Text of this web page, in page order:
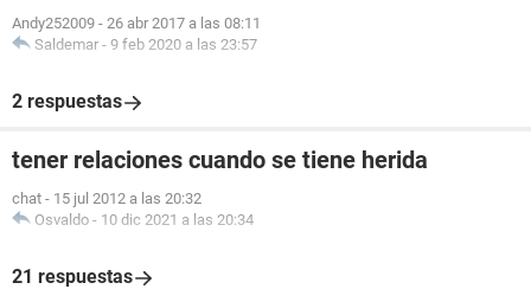
Andy252009 - 26 abr 2017 a las 08:11
Saldemar - 9 feb 2020 a las 23:57
2 respuestas
tener relaciones cuando se tiene herida
chat - 15 jul 2012 a las 20:32
Osvaldo - 10 dic 2021 a las 20:34
21 respuestas